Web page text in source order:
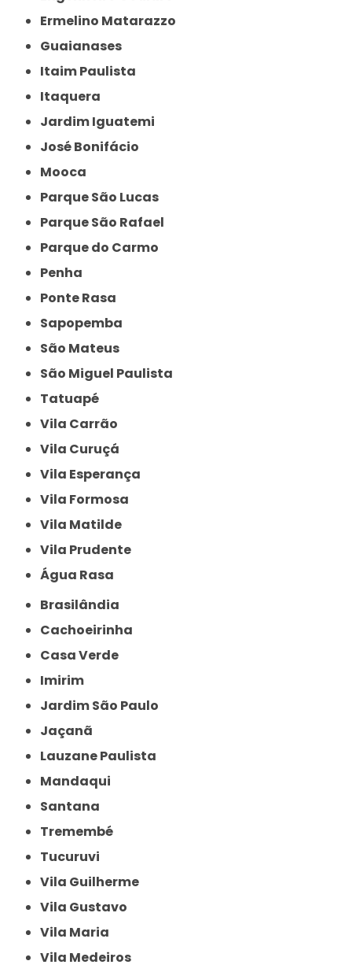
Ermelino Matarazzo
Guaianases
Itaim Paulista
Itaquera
Jardim Iguatemi
José Bonifácio
Mooca
Parque São Lucas
Parque São Rafael
Parque do Carmo
Penha
Ponte Rasa
Sapopemba
São Mateus
São Miguel Paulista
Tatuapé
Vila Carrão
Vila Curuçá
Vila Esperança
Vila Formosa
Vila Matilde
Vila Prudente
Água Rasa
Brasilândia
Cachoeirinha
Casa Verde
Imirim
Jardim São Paulo
Jaçanã
Lauzane Paulista
Mandaqui
Santana
Tremembé
Tucuruvi
Vila Guilherme
Vila Gustavo
Vila Maria
Vila Medeiros